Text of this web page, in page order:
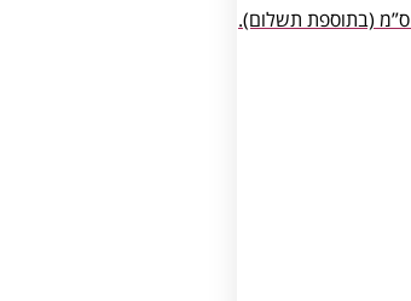
כיסא בר דגם ברייק. מושב ומשענת פלסטיק במגוון צבעים. שלד מתכת. צבעים: אדום, שחור, לבן, חום, תכלת, סגול, צהוב, ירוק. גובה: 60 ס”מ, 70 ס”מ, 80 ס”מ (בתוספת תשלום).